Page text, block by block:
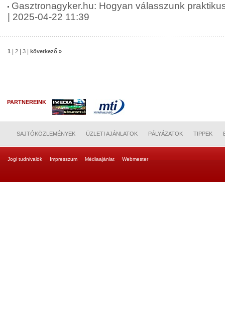
Gasztronagyker.hu: Hogyan válasszunk
| 2025-04-22 11:39
1 2 3 következő »
PARTNEREINK
SAJTÓKÖZLEMÉNYEK ÜZLETI AJÁNLATOK PÁLYÁZATOK TIPPEK
Jogi tudnivalók Impresszum Médiaajánlat Webmester